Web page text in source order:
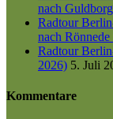
nach
Radtour
nach
Radtour
2026) 5. Juli
Kommentare